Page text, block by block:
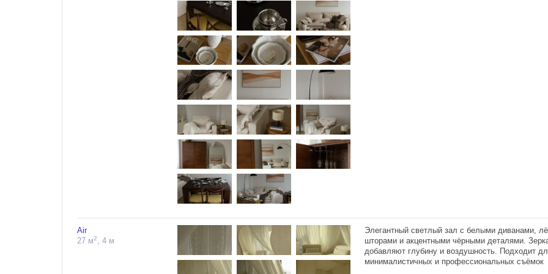
Air
27 м2, 4 м
Элегантный светлый зал с белыми диванами,
шторами и акцентными чёрными деталями.
добавляют глубину и воздушность. Подходит
минималистичных и профессиональных съёмок